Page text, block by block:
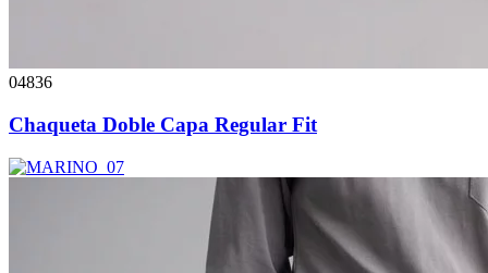
04836
Chaqueta Doble Capa Regular Fit